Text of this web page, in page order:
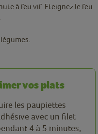
à feu vif. Eteignez le feu
vos plats
les paupiettes
avec un filet
4 à 5 minutes,